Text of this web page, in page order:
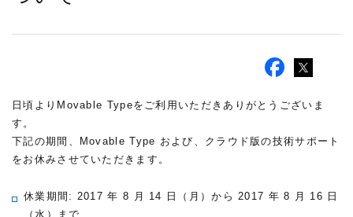
日頃よりMovable Typeをご利用いただきありがとうございま
す。
下記の期間、Movable Type および、クラウド版の技術サポート
をお休みさせていただきます。
休業期間: 2017 年 8 月 14 日（月）から 2017 年 8 月 16 日
（水）まで